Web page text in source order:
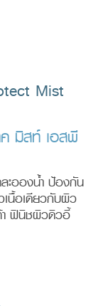
Mist
ค มิสท์ เอสพี
ะอองน้ำ ป้องกัน
นื้อเดียวกับผิว
า ฟินิชผิวดิวอี้